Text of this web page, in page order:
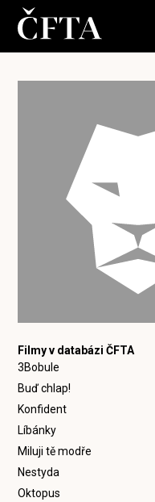
Filmy v databázi ČFTA
3Bobule
Buď chlap!
Konfident
Líbánky
Miluji tě modře
Nestyda
Oktopus